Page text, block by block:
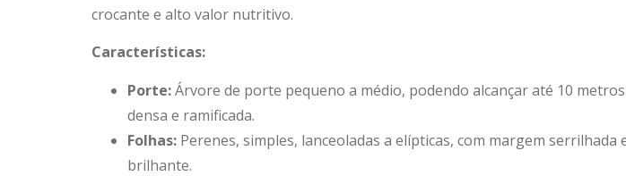
crocante e alto valor nutritivo.
Características:
Porte:Árvore de porte pequeno a médio, podendo alcançar até 10
densa e ramificada.
Folhas: Perenes, simples, lanceoladas a elípticas, com margem serrilhada
brilhante.